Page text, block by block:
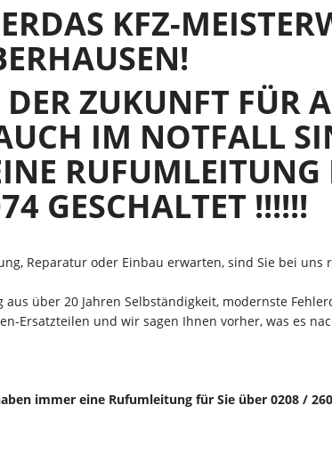
KFZ-
ZUKUNFT FÜR
IM NOTFALL
RUFUMLEITUNG
GESCHALTET !!!!!!
Reparatur oder Einbau erwarten, sind Sie bei uns
über 20 Jahren Selbständigkeit, modernste
Ersatzteilen und wir sagen Ihnen vorher, was es
immer eine Rufumleitung für Sie über 0208 /